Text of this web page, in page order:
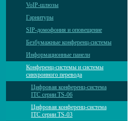
VoIP-шлюзы
Гарнитуры
SIP-домофония и оповещение
Безбумажные конференц-системы
Информационные панели
Конференц-системы и системы
синхронного перевода
Цифровая конференц-система
ITC серии TS-06
Цифровая конференц-система
ITC серии TS-03